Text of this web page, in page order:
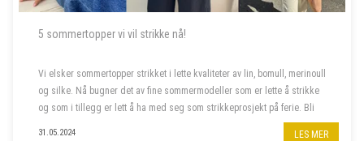
5 sommertopper vi vil strikke nå!
Vi elsker sommertopper strikket i lette kvaliteter av lin, bomull, merinoull
og silke. Nå bugner det av fine sommermodeller som er lette å strikke
og som i tillegg er lett å ha med seg som strikkeprosjekt på ferie. Bli
31.05.2024 LES MER